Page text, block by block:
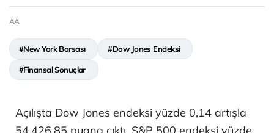
AA
#New York Borsası #Dow Jones Endeksi
#Finansal Sonuçlar
Açılışta Dow Jones endeksi yüzde 0,14 artışla